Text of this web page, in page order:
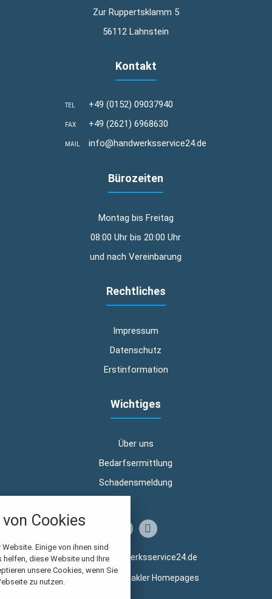
Zur Ruppertsklamm 5
56112 Lahnstein
Kontakt
TEL +49 (0152) 09037940
FAX +49 (2621) 6968630
MAIL info@handwerksservice24.de
Bürozeiten
Montag bis Freitag
08:00 Uhr bis 20:00 Uhr
und nach Vereinbarung
Rechtliches
Impressum
Datenschutz
Erstinformation
Wichtiges
Über uns
Bedarfsermittlung
Schadensmeldung
© 2026 handwerksservice24.de
Makler Homepages
Cookies
Einige von ihnen sind
diese Website und Ihre
unsere Cookies, wenn Sie
zu nutzen.
alle verwendeten Cookies und
zu blockieren.
Notwendig